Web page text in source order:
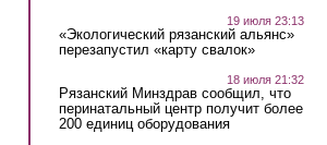
19 июля 23:13
«Экологический рязанский альянс»
перезапустил «карту свалок»
18 июля 21:32
Рязанский Минздрав сообщил, что
перинатальный центр получит более
200 единиц оборудования